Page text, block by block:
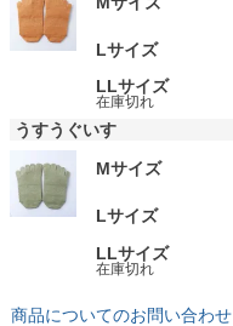
Lサイズ
LLサイズ
在庫切れ
うすうぐいす
Mサイズ
Lサイズ
LLサイズ
在庫切れ
商品についてのお問い合わせ